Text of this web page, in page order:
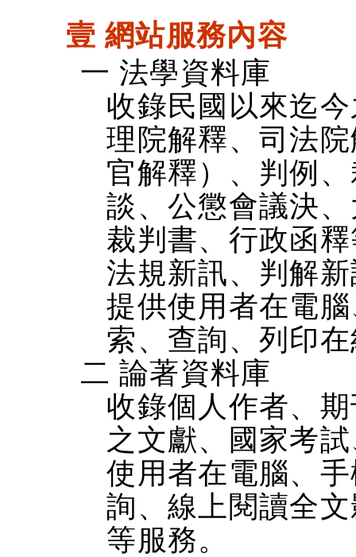
壹 網站服務內容
一 法學資料庫
收錄民國以來迄
理院解釋、司法
官解釋）、判例
談、公懲會議決
裁判書、行政函
法規新訊、判解
提供使用者在電
索、查詢、列印
二 論著資料庫
收錄個人作者、
之文獻、國家考
使用者在電腦、
詢、線上閱讀全
等服務。